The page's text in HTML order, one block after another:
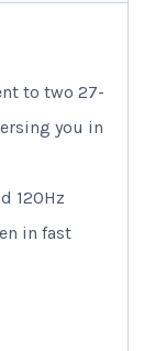
to two 27-
you in
120Hz
in fast